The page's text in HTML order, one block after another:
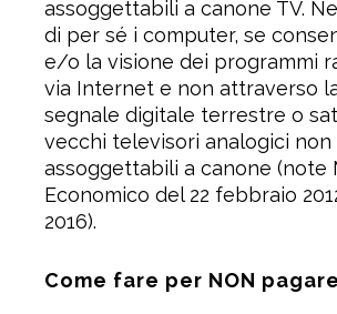
assoggettabili a canone TV.
di per sé i computer, se
e/o la visione dei programmi
via Internet e non attraverso
segnale digitale terrestre o
vecchi televisori analogici non
assoggettabili a canone (note
Economico del 22 febbraio
2016).
Come fare per NON